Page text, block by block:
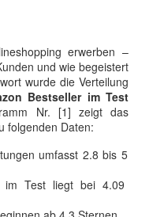
erwerben –
und wie begeistert
wurde die Verteilung
Bestseller im Test
Nr. [1] zeigt das
folgenden Daten:
umfasst 2.8 bis 5
im Test liegt bei 4.09